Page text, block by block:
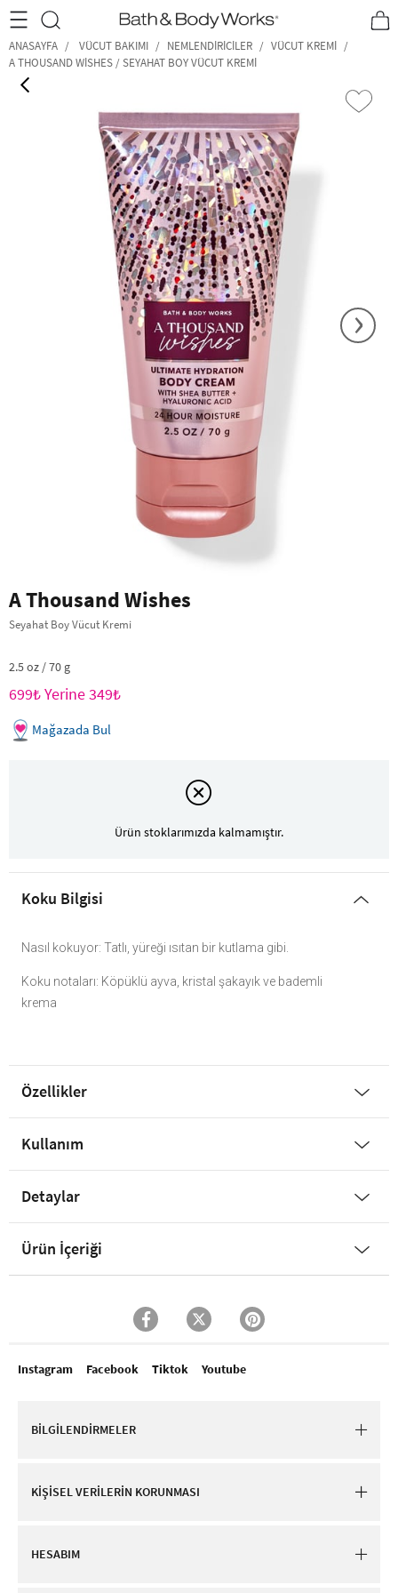
•2200₺ ve Üzeri Kargo Ücretsiz!• *Promosyon Detayları
ANASAYFA VÜCUT BAKIMI NEMLENDIRICILER
VÜCUT KREMI
A THOUSAND WISHES / SEYAHAT BOY VÜCUT KREMI
›
A Thousand Wishes
Seyahat Boy Vücut Kremi
2.5 oz / 70 g
699₺ Yerine 349₺
Mağazada Bul
Ürün stoklarımızda kalmamıştır.
Koku Bilgisi
Nasıl kokuyor: Tatlı, yüreği ısıtan bir kutlama gibi.
Koku notaları: Köpüklü ayva, kristal şakayık ve bademli
krema
Özellikler
Kullanım
Detaylar
Ürün İçeriği
Instagram Facebook Tiktok Youtube
BİLGİLENDİRMELER
KİŞİSEL VERİLERİN KORUNMASI
HESABIM